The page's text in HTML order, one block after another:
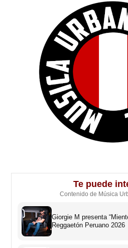
Te puede
Contenido de Música
Giorgie M presenta
Reggaetón Peruano 2026